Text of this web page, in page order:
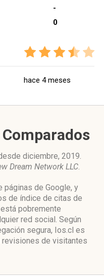
-
0
hace 4 meses
diciembre, 2019.
Dream Network LLC.
páginas de Google, y
de índice de citas de
pobremente
red social. Según
segura, Ios.cl es
revisiones de visitantes